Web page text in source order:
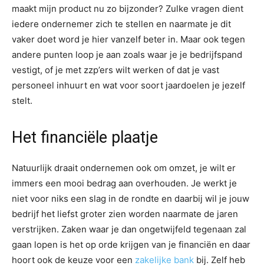
maakt mijn product nu zo bijzonder? Zulke vragen dient
iedere ondernemer zich te stellen en naarmate je dit
vaker doet word je hier vanzelf beter in. Maar ook tegen
andere punten loop je aan zoals waar je je bedrijfspand
vestigt, of je met zzp’ers wilt werken of dat je vast
personeel inhuurt en wat voor soort jaardoelen je jezelf
stelt.
Het financiële plaatje
Natuurlijk draait ondernemen ook om omzet, je wilt er
immers een mooi bedrag aan overhouden. Je werkt je
niet voor niks een slag in de rondte en daarbij wil je jouw
bedrijf het liefst groter zien worden naarmate de jaren
verstrijken. Zaken waar je dan ongetwijfeld tegenaan zal
gaan lopen is het op orde krijgen van je financiën en daar
hoort ook de keuze voor een zakelijke bank bij. Zelf heb